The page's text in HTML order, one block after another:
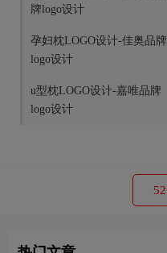
牌logo设计
孕妇枕LOGO设计-佳奥品牌
logo设计
u型枕LOGO设计-嘉唯品牌
logo设计
52